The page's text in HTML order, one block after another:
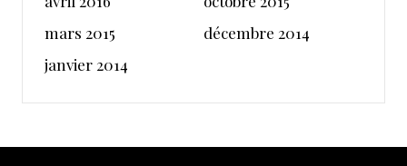
mars 2015
décembre 2014
janvier 2014